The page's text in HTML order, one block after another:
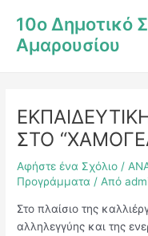
στο
περιεχόμενο
10ο Δημοτικό
Αμαρουσίου
ΣΤΟ
Αφήστε ένα Σχόλιο /
Προγράμματα / Από
Στο πλαίσιο της
αλληλεγγύης και της
navigation